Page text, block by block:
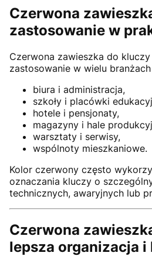
Czerwona
zastosowanie w
Czerwona zawieszka do
zastosowanie w wielu
biura i administracja,
szkoły i placówki
hotele i pensjonaty,
magazyny i hale
warsztaty i serwisy,
wspólnoty mieszkaniowe.
Kolor czerwony często
oznaczania kluczy o
technicznych, awaryjnych lub
Czerwona
lepsza organizacja i